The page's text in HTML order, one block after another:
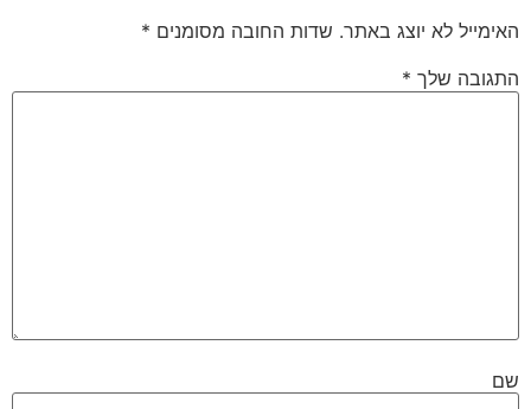
האימייל לא יוצג באתר. שדות החובה מסומנים *
התגובה שלך *
שם